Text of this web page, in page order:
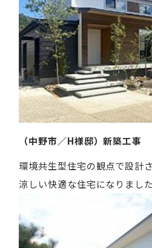
（中野市／H様邸）新築工事
環境共生型住宅の観点で設計
涼しい快適な住宅になりまし